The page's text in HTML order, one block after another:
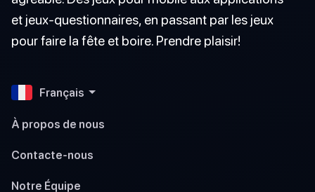
et jeux-questionnaires, en passant par les jeux
pour faire la fête et boire. Prendre plaisir!
Français
À propos de nous
Contacte-nous
Notre Équipe